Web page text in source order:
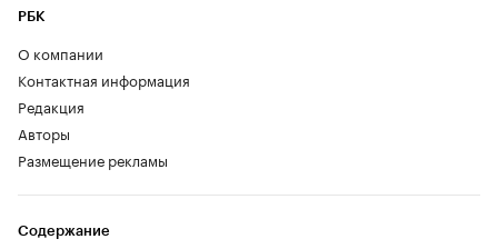
РБК
О компании
Контактная информация
Редакция
Авторы
Размещение рекламы
Содержание